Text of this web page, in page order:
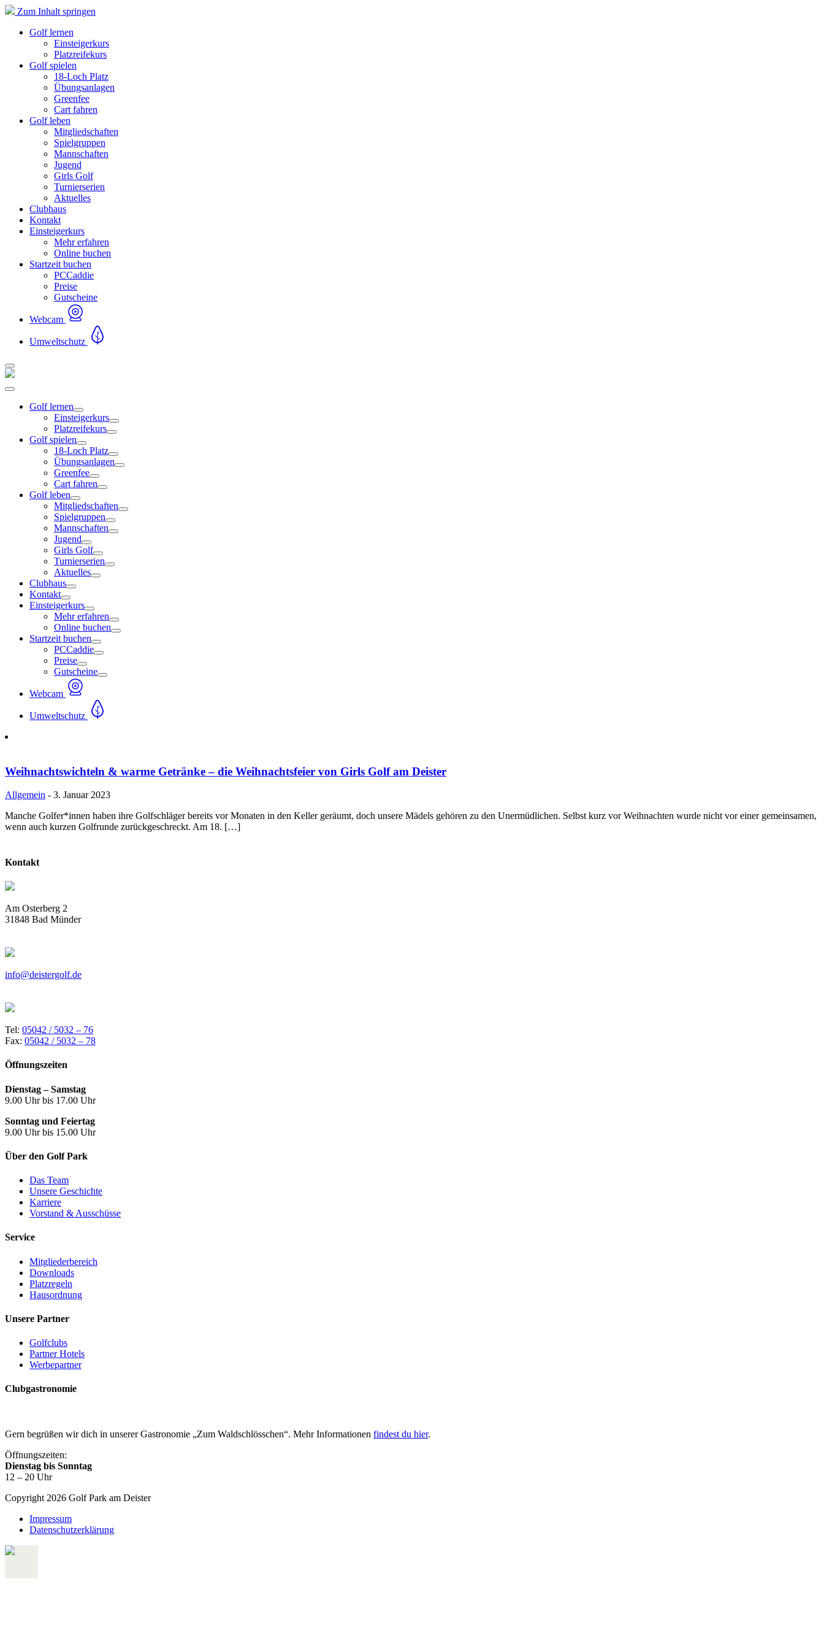
Zum Inhalt springen
Golf lernen
Einsteigerkurs
Platzreifekurs
Golf spielen
18-Loch Platz
Übungsanlagen
Greenfee
Cart fahren
Golf leben
Mitgliedschaften
Spielgruppen
Mannschaften
Jugend
Girls Golf
Turnierserien
Aktuelles
Clubhaus
Kontakt
Einsteigerkurs
Mehr erfahren
Online buchen
Startzeit buchen
PCCaddie
Preise
Gutscheine
Webcam
Umweltschutz
Golf lernen
Einsteigerkurs
Platzreifekurs
Golf spielen
18-Loch Platz
Übungsanlagen
Greenfee
Cart fahren
Golf leben
Mitgliedschaften
Spielgruppen
Mannschaften
Jugend
Girls Golf
Turnierserien
Aktuelles
Clubhaus
Kontakt
Einsteigerkurs
Mehr erfahren
Online buchen
Startzeit buchen
PCCaddie
Preise
Gutscheine
Webcam
Umweltschutz
Weihnachtswichteln & warme Getränke – die Weihnachtsfeier von Girls Golf am Deister
Allgemein - 3. Januar 2023
Manche Golfer*innen haben ihre Golfschläger bereits vor Monaten in den Keller geräumt, doch unsere Mädels gehören zu den Unermüdlichen. Selbst kurz vor Weihnachten wurde nicht vor einer gemeinsamen,
wenn auch kurzen Golfrunde zurückgeschreckt. Am 18. […]
Kontakt
Am Osterberg 2
31848 Bad Münder
info@deistergolf.de
Tel: 05042 / 5032 – 76
Fax: 05042 / 5032 – 78
Öffnungszeiten
Dienstag – Samstag
9.00 Uhr bis 17.00 Uhr
Sonntag und Feiertag
9.00 Uhr bis 15.00 Uhr
Über den Golf Park
Das Team
Unsere Geschichte
Karriere
Vorstand & Ausschüsse
Service
Mitgliederbereich
Downloads
Platzregeln
Hausordnung
Unsere Partner
Golfclubs
Partner Hotels
Werbepartner
Clubgastronomie
Gern begrüßen wir dich in unserer Gastronomie „Zum Waldschlösschen“. Mehr Informationen findest du hier.
Öffnungszeiten:
Dienstag bis Sonntag
12 – 20 Uhr
Copyright 2026 Golf Park am Deister
Impressum
Datenschutzerklärung